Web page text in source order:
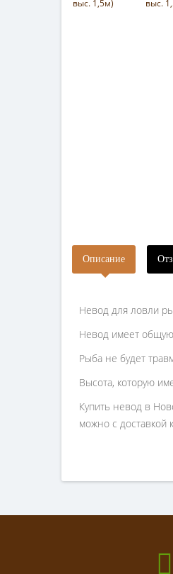
Описание
Невод для ловли
Невод имеет
Рыба не будет
Высота, которую
Купить невод в
можно с доставкой